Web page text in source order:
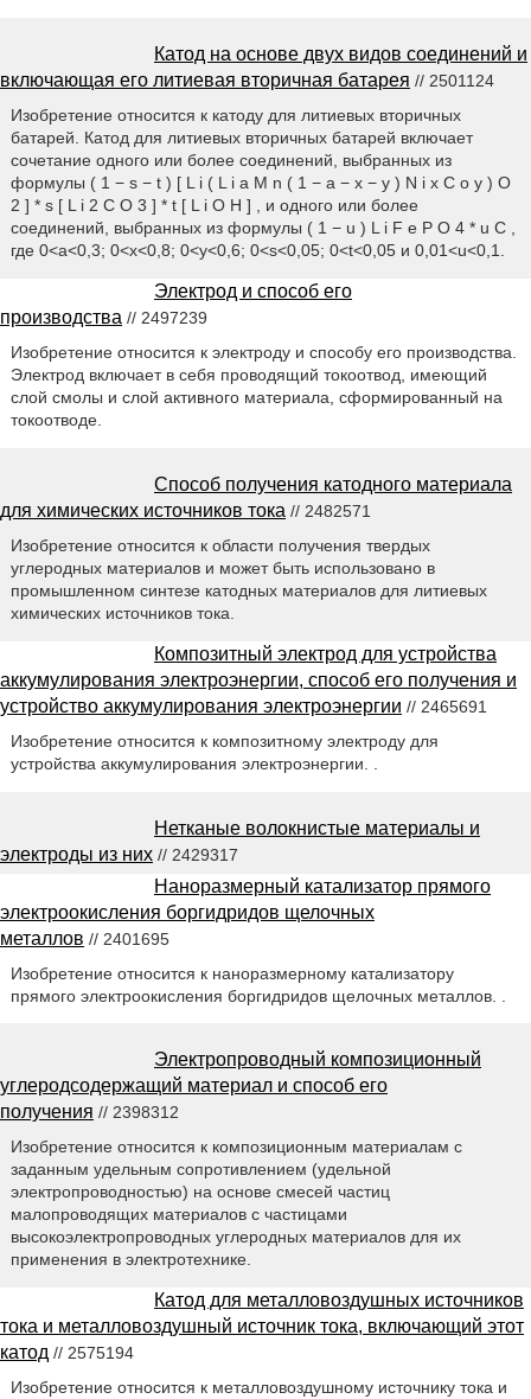
Катод на основе двух видов соединений и
включающая его литиевая вторичная батарея // 2501124
Изобретение относится к катоду для литиевых вторичных
батарей. Катод для литиевых вторичных батарей включает
сочетание одного или более соединений, выбранных из
формулы ( 1 − s − t ) [ L i ( L i a M n ( 1 − a − x − y ) N i x C o y ) O
2 ] * s [ L i 2 C O 3 ] * t [ L i O H ] , и одного или более
соединений, выбранных из формулы ( 1 − u ) L i F e P O 4 * u C ,
где 0<а<0,3; 0<х<0,8; 0<y<0,6; 0<s<0,05; 0<t<0,05 и 0,01<u<0,1.
Электрод и способ его
производства // 2497239
Изобретение относится к электроду и способу его производства.
Электрод включает в себя проводящий токоотвод, имеющий
слой смолы и слой активного материала, сформированный на
токоотводе.
Способ получения катодного материала
для химических источников тока // 2482571
Изобретение относится к области получения твердых
углеродных материалов и может быть использовано в
промышленном синтезе катодных материалов для литиевых
химических источников тока.
Композитный электрод для устройства
аккумулирования электроэнергии, способ его получения и
устройство аккумулирования электроэнергии // 2465691
Изобретение относится к композитному электроду для
устройства аккумулирования электроэнергии. .
Нетканые волокнистые материалы и
электроды из них // 2429317
Наноразмерный катализатор прямого
электроокисления боргидридов щелочных
металлов // 2401695
Изобретение относится к наноразмерному катализатору
прямого электроокисления боргидридов щелочных металлов. .
Электропроводный композиционный
углеродсодержащий материал и способ его
получения // 2398312
Изобретение относится к композиционным материалам с
заданным удельным сопротивлением (удельной
электропроводностью) на основе смесей частиц
малопроводящих материалов с частицами
высокоэлектропроводных углеродных материалов для их
применения в электротехнике.
Катод для металловоздушных источников
тока и металловоздушный источник тока, включающий этот
катод // 2575194
Изобретение относится к металловоздушному источнику тока и